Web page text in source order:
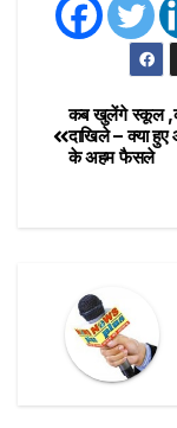
कब खुलेंगे स्कूल
दाखिले – क्या
के अहम फैसले